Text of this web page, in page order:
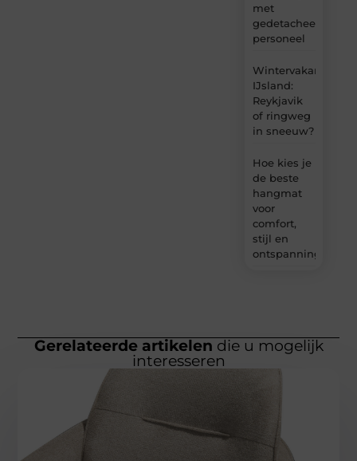
met
gedetacheerd
personeel
Wintervakantie
IJsland:
Reykjavik
of ringweg
in sneeuw?
Hoe kies je
de beste
hangmat
voor
comfort,
stijl en
ontspanning?
Gerelateerde artikelen die u mogelijk
interesseren